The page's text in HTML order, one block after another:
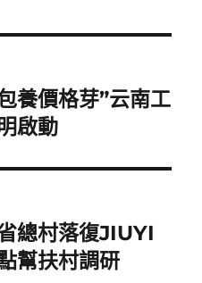
養價格芽”云南工
啟動
總村落復JIUYI
幫扶村調研